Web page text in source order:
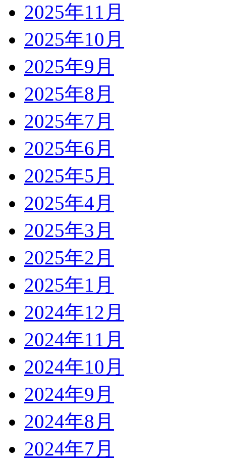
2025年11月
2025年10月
2025年9月
2025年8月
2025年7月
2025年6月
2025年5月
2025年4月
2025年3月
2025年2月
2025年1月
2024年12月
2024年11月
2024年10月
2024年9月
2024年8月
2024年7月